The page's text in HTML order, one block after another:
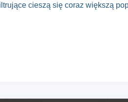
cieszą się coraz większą